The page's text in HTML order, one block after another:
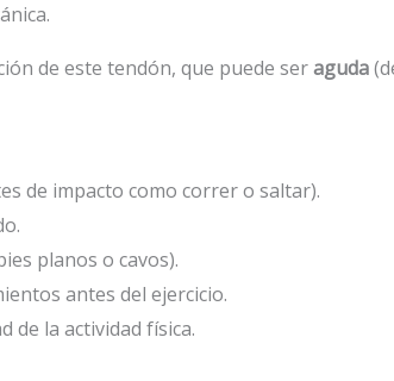
de este tendón, que puede seraguda
de impacto como correr o saltar).
planos o cavos).
antes del ejercicio.
de la actividad física.